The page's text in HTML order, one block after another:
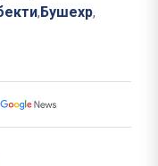
, Бушехр,